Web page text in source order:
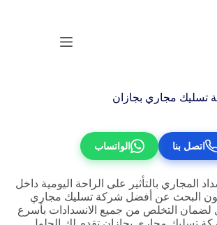
تسليك مجاري بجازان
اتصل بنا الواتساب
المجاري بالتأثير على الراحة اليومية داخل
يكون البحث عن أفضل شركة تسليك مجاري
لضمان التخلص من جميع الانسدادات بأسرع